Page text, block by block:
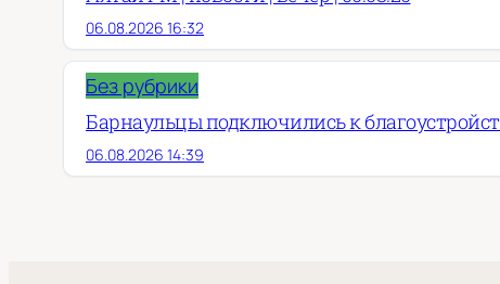
06.08.2026 16:32
Без рубрики
Барнаульцы подключились к
06.08.2026 14:39